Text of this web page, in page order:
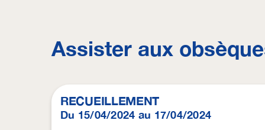
Assister aux
RECUEILLEMENT
Du 15/04/2024 au 17/04/2024